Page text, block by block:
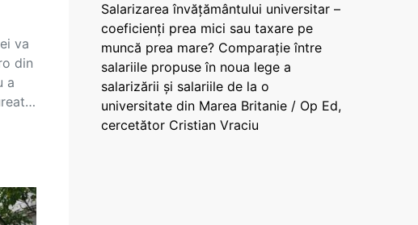
va
din
a
Salarizarea învățământului universitar –
coeficienți prea mici sau taxare pe
muncă prea mare? Comparație între
salariile propuse în noua lege a
salarizării și salariile de la o
universitate din Marea Britanie / Op Ed,
cercetător Cristian Vraciu